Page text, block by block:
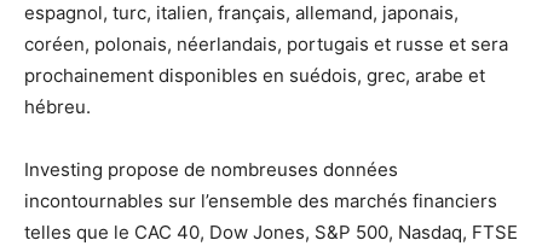
espagnol, turc, italien, français, allemand, japonais,
coréen, polonais, néerlandais, portugais et russe et sera
prochainement disponibles en suédois, grec, arabe et
hébreu.
Investing propose de nombreuses données
incontournables sur l’ensemble des marchés financiers
telles que le CAC 40, Dow Jones, S&P 500, Nasdaq, FTSE